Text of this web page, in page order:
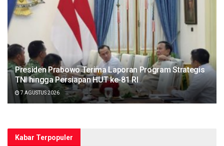
Presiden Prabowo Terima Laporan Program Strategis
TNI hingga Persiapan HUT ke-81 RI
7 AGUSTUS 2026
Kabar Terpopuler